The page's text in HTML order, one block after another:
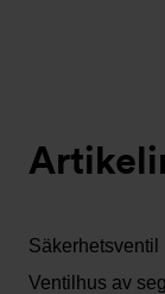
Säkerhetsventil
Ventilhus av